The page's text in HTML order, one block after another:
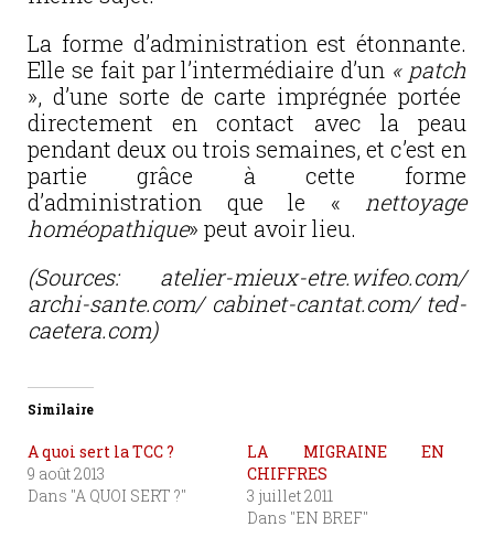
La forme d’administration est étonnante.
Elle se fait par l’intermédiaire d’un « patch
», d’une sorte de carte imprégnée portée
directement en contact avec la peau
pendant deux ou trois semaines, et c’est en
partie grâce à cette forme
d’administration que le « nettoyage
homéopathique» peut avoir lieu.
(Sources: atelier-mieux-etre.wifeo.com/
archi-sante.com/ cabinet-cantat.com/ ted-
caetera.com)
Similaire
A quoi sert la TCC ?
9 août 2013
Dans "A QUOI SERT ?"
LA MIGRAINE EN
CHIFFRES
3 juillet 2011
Dans "EN BREF"